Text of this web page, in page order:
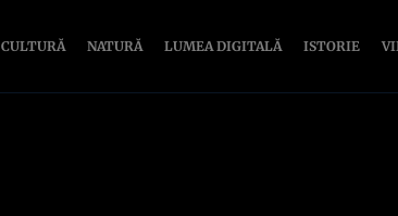
CULTURĂ NATURĂ LUMEA DIGITALĂ ISTORIE